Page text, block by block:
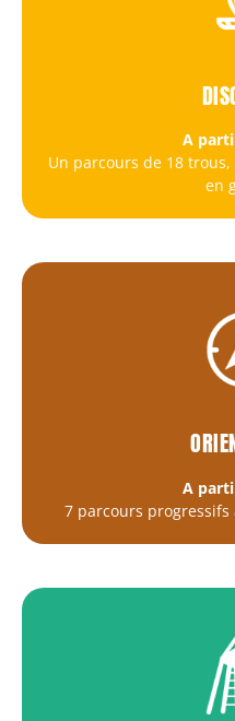
A
Un parcours de 18
en
A
7 parcours